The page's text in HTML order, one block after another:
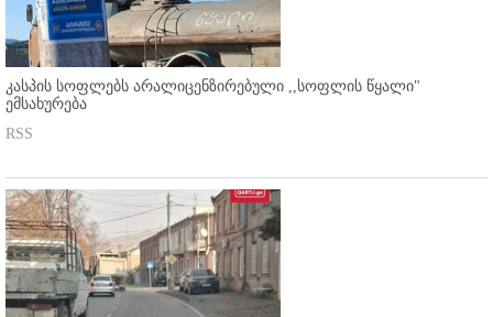
კასპის სოფლებს არალიცენზირებული ,,სოფლის წყალი"
ემსახურება
RSS